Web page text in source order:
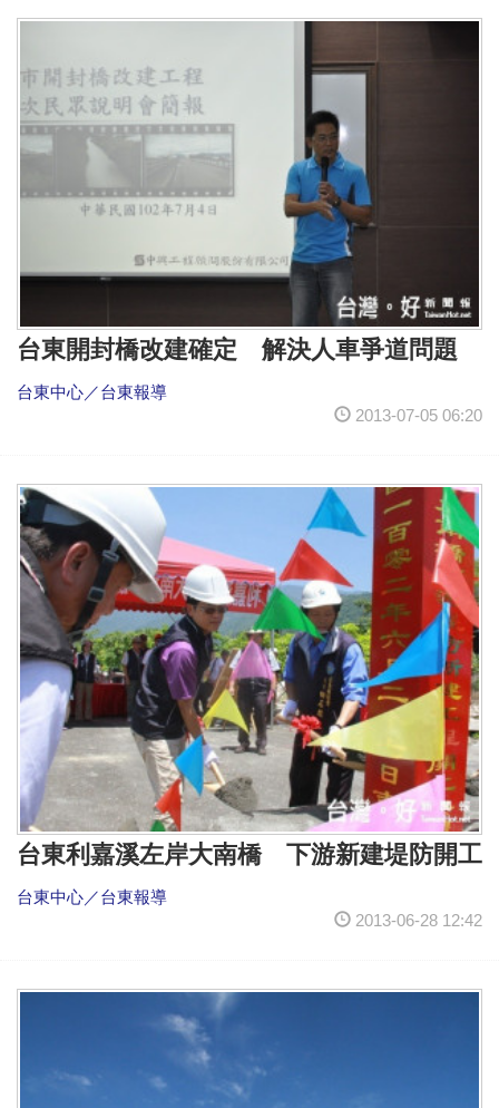
台東開封橋改建確定 解決人車爭道問題
台東中心／台東報導
2013-07-05 06:20
台東利嘉溪左岸大南橋 下游新建堤防開工
台東中心／台東報導
2013-06-28 12:42